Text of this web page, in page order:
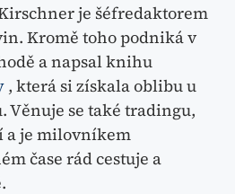
je šéfredaktorem
Kromě toho podniká v
a napsal knihu
, která si získala oblibu u
se také tradingu,
a je milovníkem
čase rád cestuje a